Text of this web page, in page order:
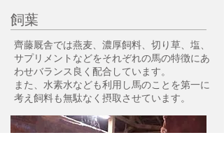
飼葉
齊藤厩舎では燕麦、濃厚飼料、切り草、塩、
サプリメントなどをそれぞれの馬の特徴にあ
わせバランス良く配合しています。
また、水素水なども利用し馬のことを第一に
考え飼料も無駄なく摂取させています。